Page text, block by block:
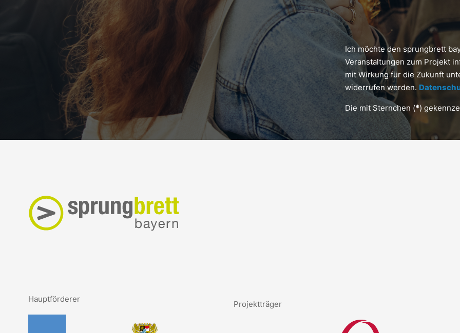
Ich möchte den sprungbrett
Veranstaltungen zum Projekt
mit Wirkung für die Zukunft
widerrufen werden.
Die mit Sternchen (*)
Hauptförderer
Projektträger